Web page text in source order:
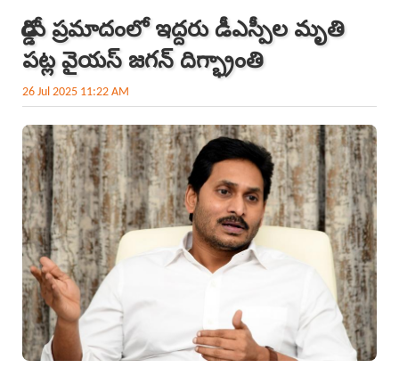
రోడ్డు ప్ర‌మాదంలో ఇద్ద‌రు డీఎస్పీల మృతి
ప‌ట్ల వైయ‌స్ జ‌గ‌న్ దిగ్భ్రాంతి
26 Jul 2025 11:22 AM